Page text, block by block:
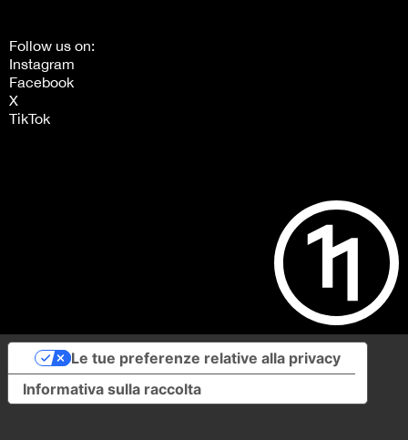
Follow us on:
Instagram
Facebook
X
TikTok
Informativa sulla raccolta
Le tue preferenze relative alla privacy